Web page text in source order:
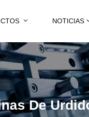
NOTICIAS
De